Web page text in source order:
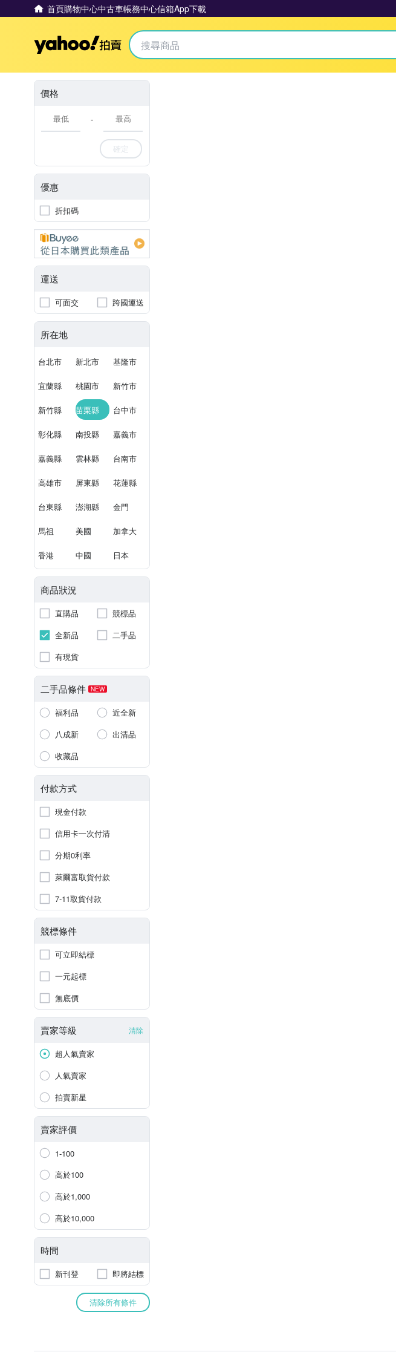
首頁購物中心中古車帳務中心信箱App下載
Yahoo拍賣
價格
-
確定
優惠
折扣碼
運送
可面交 跨國運送
所在地
台北市 新北市 基隆市
宜蘭縣 桃園市 新竹市
新竹縣 苗栗縣 台中市
彰化縣 南投縣 嘉義市
嘉義縣 雲林縣 台南市
高雄市 屏東縣 花蓮縣
台東縣 澎湖縣 金門
馬祖 美國 加拿大
香港 中國 日本
商品狀況
直購品
競標品
全新品
二手品
有現貨
二手品條件 NEW
福利品
近全新
八成新
出清品
收藏品
付款方式
現金付款
信用卡一次付清
分期0利率
萊爾富取貨付款
7-11取貨付款
競標條件
可立即結標
一元起標
無底價
賣家等級 清除
超人氣賣家
人氣賣家
拍賣新星
賣家評價
1-100
高於100
高於1,000
高於10,000
時間
新刊登 即將結標
清除所有條件